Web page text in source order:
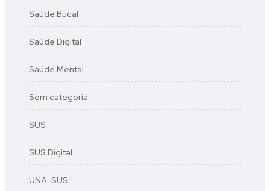
Saúde Bucal
Saúde Digital
Saúde Mental
Sem categoria
SUS
SUS Digital
UNA-SUS